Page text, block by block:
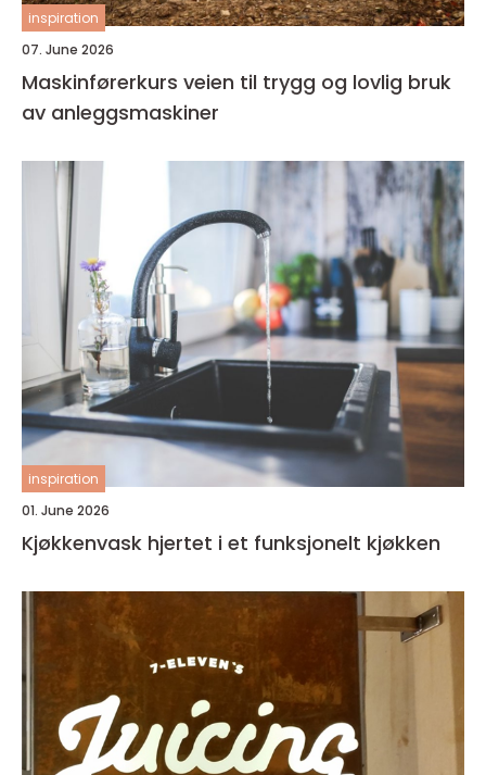
inspiration
07. June 2026
Maskinførerkurs veien til trygg og lovlig bruk
av anleggsmaskiner
inspiration
01. June 2026
Kjøkkenvask hjertet i et funksjonelt kjøkken